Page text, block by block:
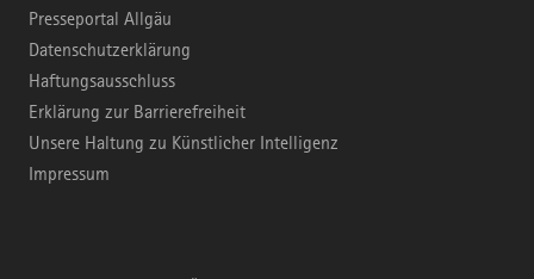
Presseportal Allgäu
Datenschutzerklärung
Haftungsausschluss
Erklärung zur Barrierefreiheit
Unsere Haltung zu Künstlicher Intelligenz
Impressum